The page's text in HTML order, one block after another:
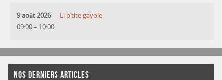
9 août 2026
09:00– 10:00
Li p’tite gayole
NOS DERNIERS ARTICLES